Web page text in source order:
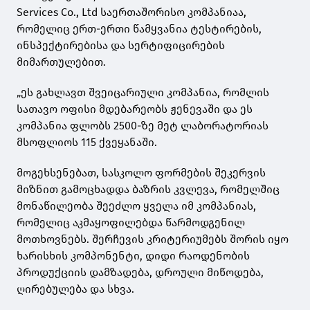
Services Co., Ltd საერთაშორისო კომპანიაა,
რომელიც ერთ-ერთი წამყვანია ტესტირების,
ინსპექტირებისა და სერტიფიცირების
მიმართულებით.
„ეს გახლავთ შვეიცარიული კომპანია, რომლის
სათავო ოფისი მდებარეობს ჟენევაში და ეს
კომპანია ფლობს 2500-ზე მეტ ლაბორატორიას
მსოფლიოს 115 ქვეყანაში.
მოგეხსენებათ, სასკოლო ფორმების შეკერვის
მიზნით გამოცხადდა ბაზრის კვლევა, რომელშიც
მონაწილეობა შეეძლო ყველა იმ კომპანიას,
რომელიც აკმაყოფილებდა წარმოდგენილ
მოთხოვნებს. შერჩევის კრიტერიუმებს შორის იყო
ხარისხის კომპონენტი, დიდი რაოდენობის
პროდუქციის დამზადება, დროული მიწოდება,
ღირებულება და სხვა.